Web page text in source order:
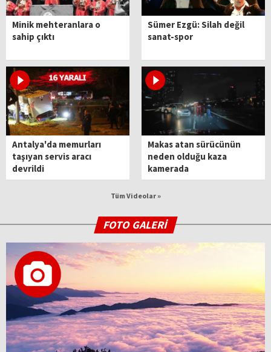
Minik mehteranlara o
sahip çıktı
Sümer Ezgü: Silah değil
sanat-spor
Antalya'da memurları
taşıyan servis aracı
devrildi
Makas atan sürücünün
neden olduğu kaza
kamerada
Tüm Videolar »
FOTO GALERİ